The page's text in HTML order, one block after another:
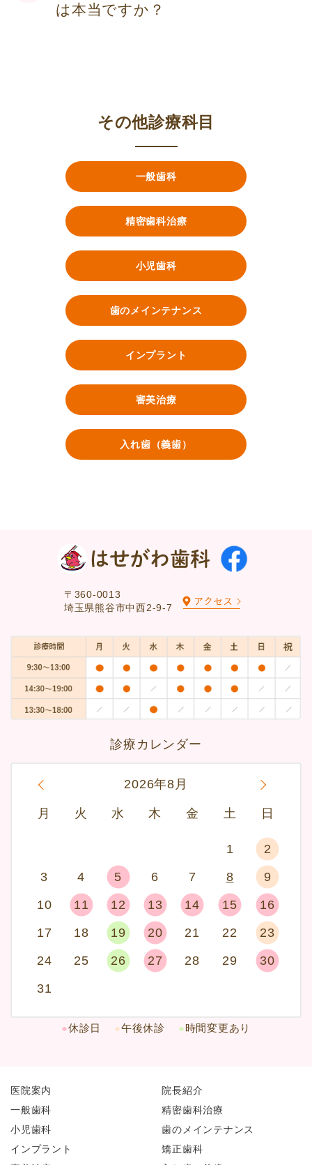
は本当ですか？
その他診療科目
一般歯科
精密歯科治療
小児歯科
歯のメインテナンス
インプラント
審美治療
入れ歯（義歯）
〒360-0013
埼玉県熊谷市中西2-9-7
診療カレンダー
2026年8月 »
月 火 水 木 金 土 日
1
2
3
4 5 6 7 8
9
10
11 12 13 14 15
16
17
18 19 20 21 22
23
24
25 26 27 28 29
30
31
●休診日 ●午後休診 ●時間変更あり
医院案内
院長紹介
一般歯科
精密歯科治療
小児歯科
歯のメインテナンス
インプラント
矯正歯科